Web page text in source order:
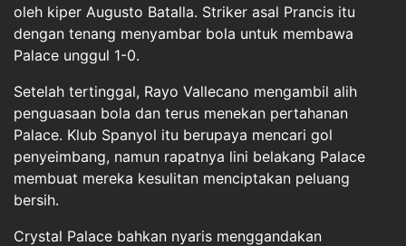
oleh kiper Augusto Batalla. Striker asal Prancis itu
dengan tenang menyambar bola untuk membawa
Palace unggul 1-0.
Setelah tertinggal, Rayo Vallecano mengambil alih
penguasaan bola dan terus menekan pertahanan
Palace. Klub Spanyol itu berupaya mencari gol
penyeimbang, namun rapatnya lini belakang Palace
membuat mereka kesulitan menciptakan peluang
bersih.
Crystal Palace bahkan nyaris menggandakan